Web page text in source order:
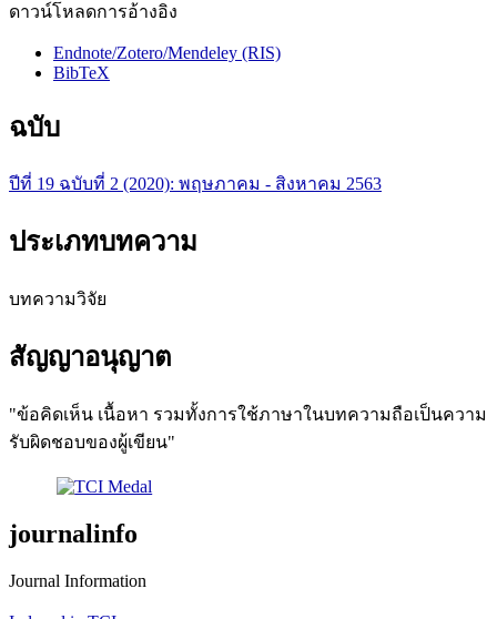
ดาวน์โหลดการอ้างอิง
Endnote/Zotero/Mendeley (RIS)
BibTeX
ฉบับ
ปีที่ 19 ฉบับที่ 2 (2020): พฤษภาคม - สิงหาคม 2563
ประเภทบทความ
บทความวิจัย
สัญญาอนุญาต
"ข้อคิดเห็น เนื้อหา รวมทั้งการใช้ภาษาในบทความถือเป็นความ
รับผิดชอบของผู้เขียน"
journalinfo
Journal Information